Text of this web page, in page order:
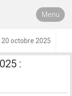
Menu
octobre 2025
: